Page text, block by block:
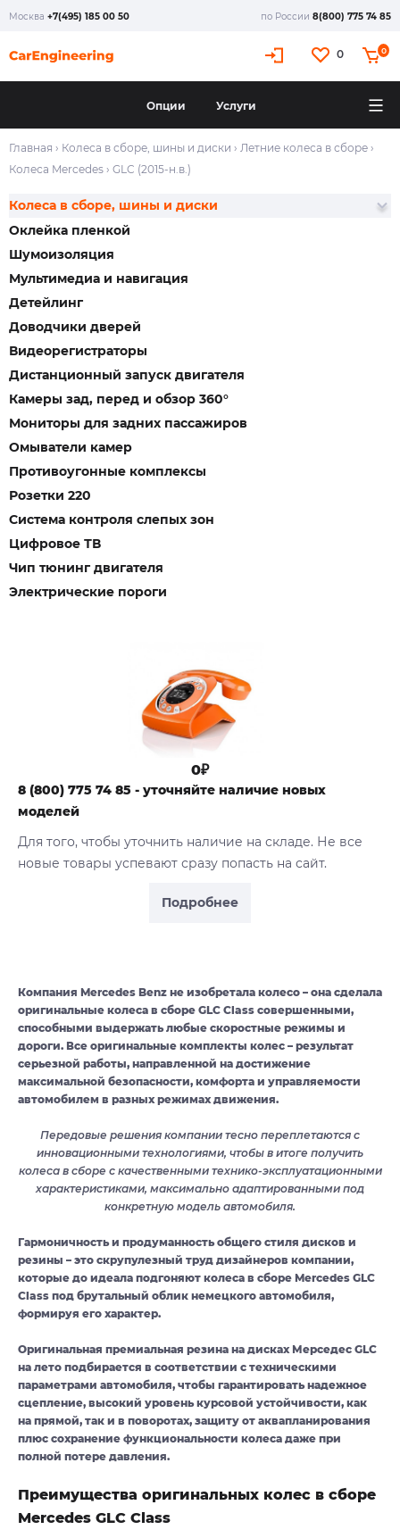
Москва +7(495) 185 00 50 по России 8(800) 775 74 85
0 0
Опции Услуги
Главная › Колеса в сборе, шины и диски › Летние колеса в сборе ›
Колеса Mercedes › GLC (2015-н.в.)
Оклейка пленкой
Шумоизоляция
Мультимедиа и навигация
Детейлинг
Доводчики дверей
Видеорегистраторы
Дистанционный запуск двигателя
Камеры зад, перед и обзор 360°
Колеса в сборе, шины и диски
Мониторы для задних пассажиров
Омыватели камер
Противоугонные комплексы
Розетки 220
Система контроля слепых зон
Цифровое ТВ
Чип тюнинг двигателя
Электрические пороги
Подробнее
0₽
8 (800) 775 74 85 - уточняйте наличие новых
моделей
Для того, чтобы уточнить наличие на складе. Не все
новые товары успевают сразу попасть на сайт.
Компания Mercedes Benz не изобретала колесо – она сделала
оригинальные колеса в сборе GLC Class совершенными,
способными выдержать любые скоростные режимы и
дороги. Все оригинальные комплекты колес – результат
серьезной работы, направленной на достижение
максимальной безопасности, комфорта и управляемости
автомобилем в разных режимах движения.
Передовые решения компании тесно переплетаются с
инновационными технологиями, чтобы в итоге получить
колеса в сборе с качественными технико-эксплуатационными
характеристиками, максимально адаптированными под
конкретную модель автомобиля.
Гармоничность и продуманность общего стиля дисков и
резины – это скрупулезный труд дизайнеров компании,
которые до идеала подгоняют колеса в сборе Mercedes GLC
Class под брутальный облик немецкого автомобиля,
формируя его характер.
Оригинальная премиальная резина на дисках Мерседес GLC
на лето подбирается в соответствии с техническими
параметрами автомобиля, чтобы гарантировать надежное
сцепление, высокий уровень курсовой устойчивости, как
на прямой, так и в поворотах, защиту от аквапланирования
плюс сохранение функциональности колеса даже при
полной потере давления.
Преимущества оригинальных колес в сборе
Mercedes GLC Class